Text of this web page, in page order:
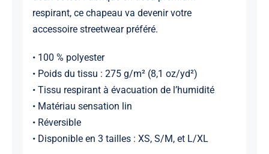
respirant, ce chapeau va devenir votre
accessoire streetwear préféré.
• 100 % polyester
• Poids du tissu : 275 g/m² (8,1 oz/yd²)
• Tissu respirant à évacuation de l’humidité
• Matériau sensation lin
• Réversible
• Disponible en 3 tailles : XS, S/M, et L/XL